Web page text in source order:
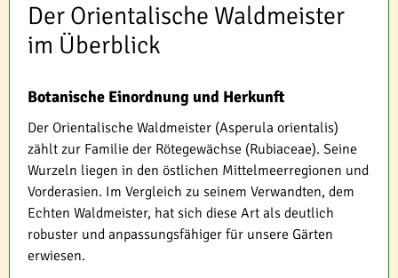
Der Orientalische Waldmeister
im Überblick
Botanische Einordnung und Herkunft
Der Orientalische Waldmeister (Asperula orientalis)
zählt zur Familie der Rötegewächse (Rubiaceae). Seine
Wurzeln liegen in den östlichen Mittelmeerregionen und
Vorderasien. Im Vergleich zu seinem Verwandten, dem
Echten Waldmeister, hat sich diese Art als deutlich
robuster und anpassungsfähiger für unsere Gärten
erwiesen.